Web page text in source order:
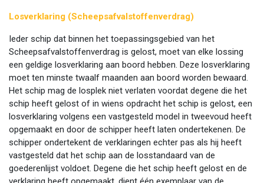
Losverklaring (Scheepsafvalstoffenverdrag)
Ieder schip dat binnen het toepassingsgebied van het
Scheepsafvalstoffenverdrag is gelost, moet van elke lossing
een geldige losverklaring aan boord hebben. Deze losverklaring
moet ten minste twaalf maanden aan boord worden bewaard.
Het schip mag de losplek niet verlaten voordat degene die het
schip heeft gelost of in wiens opdracht het schip is gelost, een
losverklaring volgens een vastgesteld model in tweevoud heeft
opgemaakt en door de schipper heeft laten ondertekenen. De
schipper ondertekent de verklaringen echter pas als hij heeft
vastgesteld dat het schip aan de losstandaard van de
goederenlijst voldoet. Degene die het schip heeft gelost en de